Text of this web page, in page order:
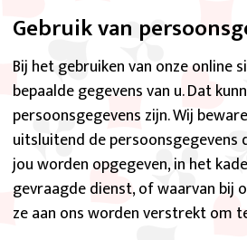
Gebruik van
Bij het gebruiken van onze online
bepaalde gegevens van u. Dat
persoonsgegevens zijn. Wij
uitsluitend de
jou worden opgegeven, in het
gevraagde dienst, of waarvan bij
ze aan ons worden verstrekt om